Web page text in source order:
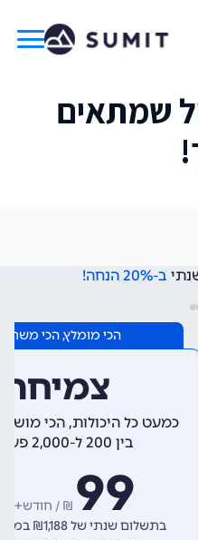
שמתאים